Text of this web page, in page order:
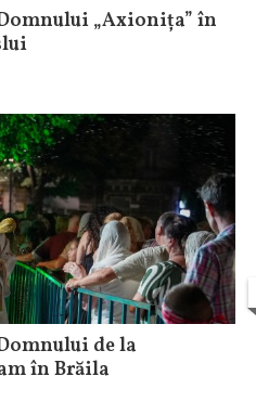
„Axionița” în
de la
în Brăila